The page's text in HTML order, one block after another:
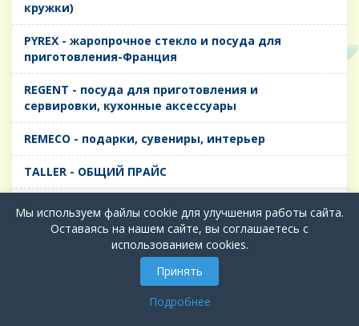
кружки)
PYREX - жаропрочное стекло и посуда для
приготовления-Франция
REGENT - посуда для приготовления и
сервировки, кухонные аксессуары
REMECO - подарки, сувениры, интерьер
TALLER - ОБЩИЙ ПРАЙС
TIMA - посуда для приготовления и сервировки,
кухонные аксессуары
БИОСТАЛЬ - ТЕРМОСА
Мы используем файлы cookie для улучшения работы сайта.
Оставаясь на нашем сайте, вы соглашаетесь с
использованием cookies.
Принять
Подробнее